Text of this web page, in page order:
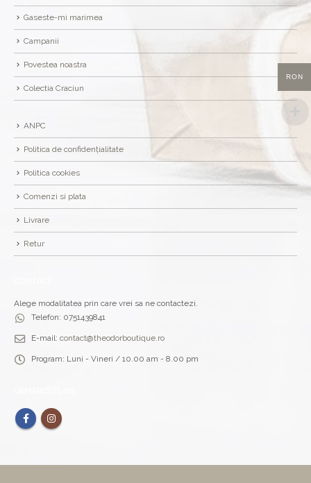
Gaseste-mi marimea
Campanii
Povestea noastra
Colectia Craciun
ANPC
Politica de confidențialitate
Politica cookies
Comenzi si plata
Livrare
Retur
Alege modalitatea prin care vrei sa ne contactezi.
Telefon: 0751439841
E-mail: contact@theodorboutique.ro
Program: Luni - Vineri / 10.00 am - 8.00 pm
RON